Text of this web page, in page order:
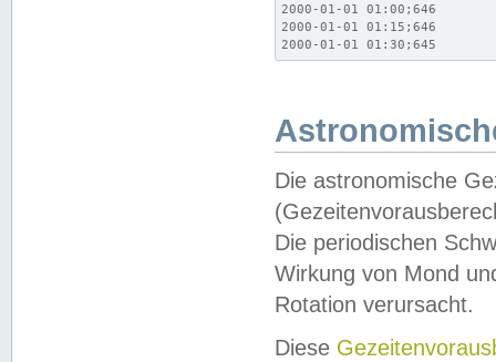
2000-01-01 01:00;646
2000-01-01 01:15;646
2000-01-01 01:30;645
Die astronomische
Die periodischen
Wirkung von Mond
Rotation verursacht.
Diese